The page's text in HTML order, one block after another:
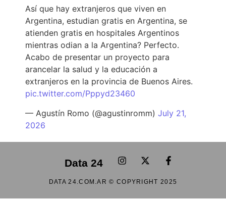
Así que hay extranjeros que viven en
Argentina, estudian gratis en Argentina, se
atienden gratis en hospitales Argentinos
mientras odian a la Argentina? Perfecto.
Acabo de presentar un proyecto para
arancelar la salud y la educación a
extranjeros en la provincia de Buenos Aires.
pic.twitter.com/Pppyd23460
— Agustín Romo (@agustinromm) July 21,
2026
Data 24
DATA 24.COM.AR © COPYRIGHT 2025